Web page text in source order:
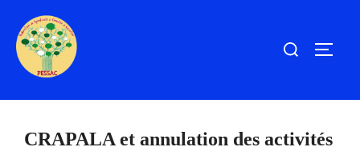
contenu
Rechercher :
CRAPALA et annulation des activités